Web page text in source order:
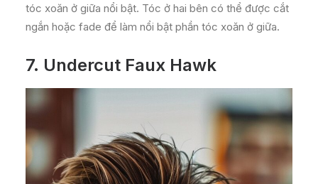
tóc xoăn ở giữa nổi bật. Tóc ở hai bên có thể được cắt
ngắn hoặc fade để làm nổi bật phần tóc xoăn ở giữa.
7. Undercut Faux Hawk